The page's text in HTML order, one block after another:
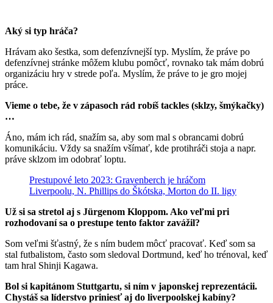
Aký si typ hráča?
Hrávam ako šestka, som defenzívnejší typ. Myslím, že práve po
defenzívnej stránke môžem klubu pomôcť, rovnako tak mám dobrú
organizáciu hry v strede poľa. Myslím, že práve to je gro mojej
práce.
Vieme o tebe, že v zápasoch rád robíš tackles (sklzy, šmýkačky)
…
Áno, mám ich rád, snažím sa, aby som mal s obrancami dobrú
komunikáciu. Vždy sa snažím všímať, kde protihráči stoja a napr.
práve sklzom im odobrať loptu.
Prestupové leto 2023: Gravenberch je hráčom
Liverpoolu, N. Phillips do Škótska, Morton do II. ligy
Už si sa stretol aj s Jürgenom Kloppom. Ako veľmi pri
rozhodovaní sa o prestupe tento faktor zavážil?
Som veľmi šťastný, že s ním budem môcť pracovať. Keď som sa
stal futbalistom, často som sledoval Dortmund, keď ho trénoval, keď
tam hral Shinji Kagawa.
Bol si kapitánom Stuttgartu, si ním v japonskej reprezentácii.
Chystáš sa líderstvo priniesť aj do liverpoolskej kabíny?